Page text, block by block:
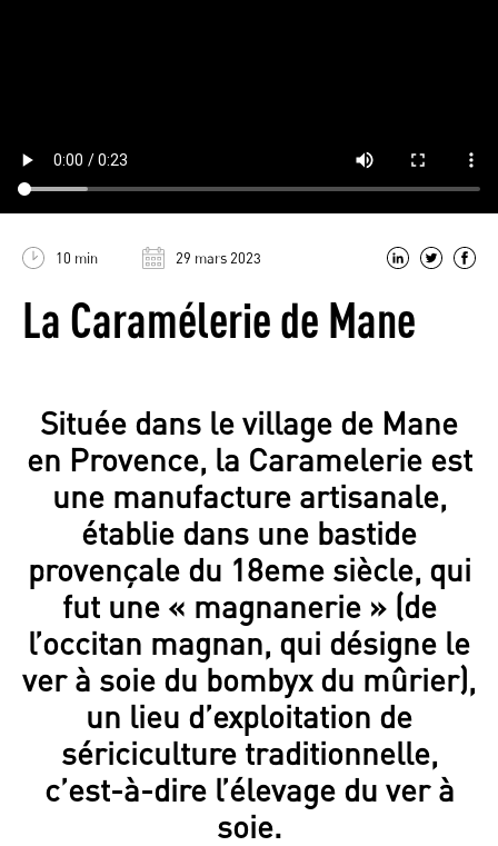
10 min 29 mars 2023
La Caramélerie de Mane
Située dans le village de Mane
en Provence, la Caramelerie est
une manufacture artisanale,
établie dans une bastide
provençale du 18eme siècle, qui
fut une « magnanerie » (de
l’occitan magnan, qui désigne le
ver à soie du bombyx du mûrier),
un lieu d’exploitation de
sériciculture traditionnelle,
c’est-à-dire l’élevage du ver à
soie.